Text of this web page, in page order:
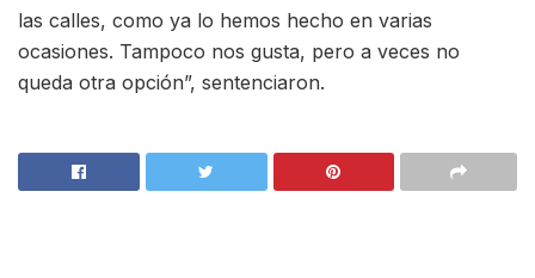
las calles, como ya lo hemos hecho en varias
ocasiones. Tampoco nos gusta, pero a veces no
queda otra opción”, sentenciaron.